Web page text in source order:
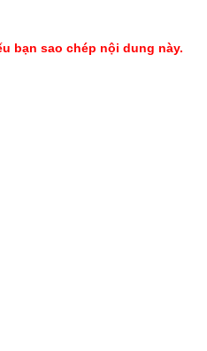
bạn sao chép nội dung này.